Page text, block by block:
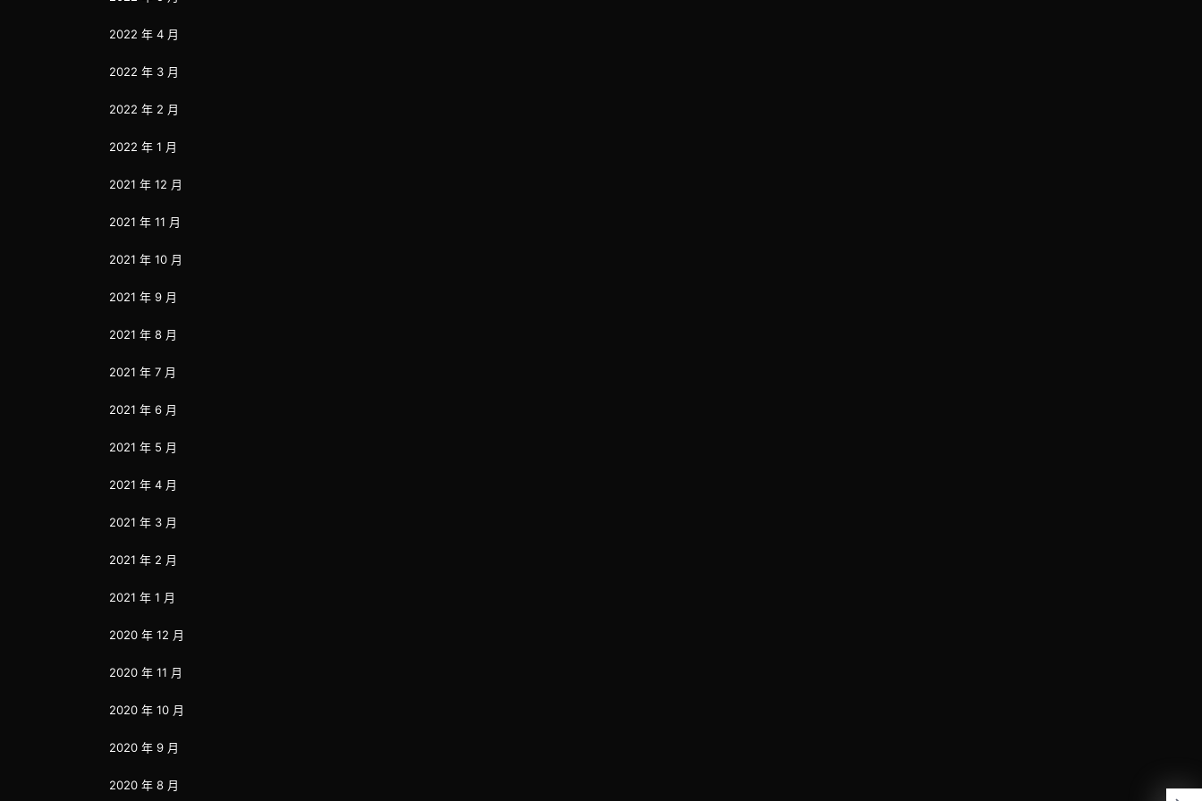
2022 年 4 月
2022 年 3 月
2022 年 2 月
2022 年 1 月
2021 年 12 月
2021 年 11 月
2021 年 10 月
2021 年 9 月
2021 年 8 月
2021 年 7 月
2021 年 6 月
2021 年 5 月
2021 年 4 月
2021 年 3 月
2021 年 2 月
2021 年 1 月
2020 年 12 月
2020 年 11 月
2020 年 10 月
2020 年 9 月
2020 年 8 月